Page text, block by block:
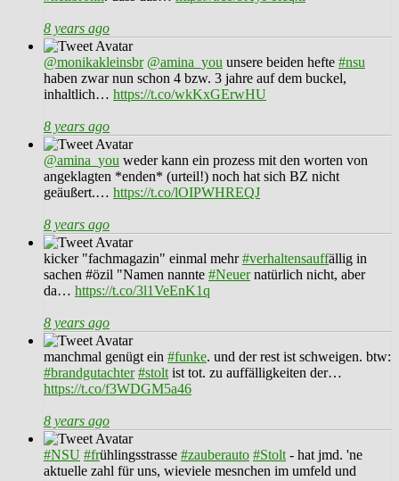
8 years ago
@monikakleinsbr @amina_you unsere beiden hefte #nsu
haben zwar nun schon 4 bzw. 3 jahre auf dem buckel,
inhaltlich… https://t.co/wkKxGErwHU
8 years ago
@amina_you weder kann ein prozess mit den worten von
angeklagten *enden* (urteil!) noch hat sich BZ nicht
geäußert.… https://t.co/lOIPWHREQJ
8 years ago
kicker "fachmagazin" einmal mehr#verhaltensauffällig in
sachen #özil "Namen nannte #Neuernatürlich nicht, aber
da… https://t.co/3l1VeEnK1q
8 years ago
manchmal genügt ein #funke. und der rest ist schweigen. btw:
#brandgutachter #stolt ist tot. zu auffälligkeiten der…
https://t.co/f3WDGM5a46
8 years ago
#NSU #frühlingsstrasse #zauberauto #Stolt - hat jmd. 'ne
aktuelle zahl für uns, wieviele mesnchen im umfeld und